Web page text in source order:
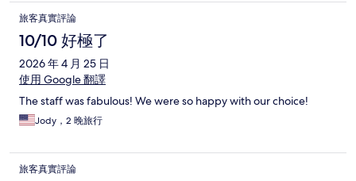
旅客真實評論
10/10 好極了
2026 年 4 月 25 日
使用 Google 翻譯
The staff was fabulous! We were so happy with our choice!
Jody，2 晚旅行
旅客真實評論